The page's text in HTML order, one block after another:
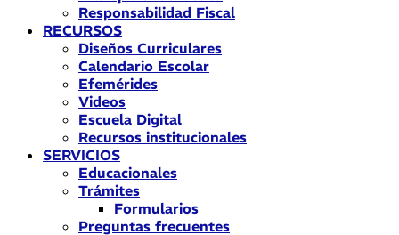
Responsabilidad Fiscal
RECURSOS
Diseños Curriculares
Calendario Escolar
Efemérides
Videos
Escuela Digital
Recursos institucionales
SERVICIOS
Educacionales
Trámites
Formularios
Preguntas frecuentes